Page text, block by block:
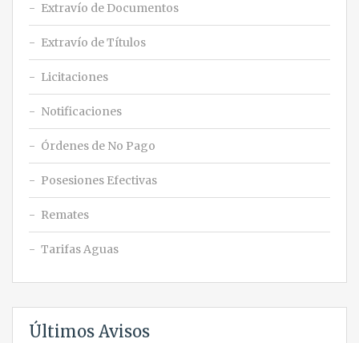
Extravío de Documentos
Extravío de Títulos
Licitaciones
Notificaciones
Órdenes de No Pago
Posesiones Efectivas
Remates
Tarifas Aguas
Últimos Avisos